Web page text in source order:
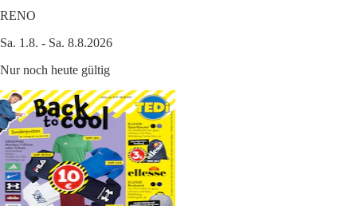
RENO
Sa. 1.8. - Sa. 8.8.2026
Nur noch heute gültig